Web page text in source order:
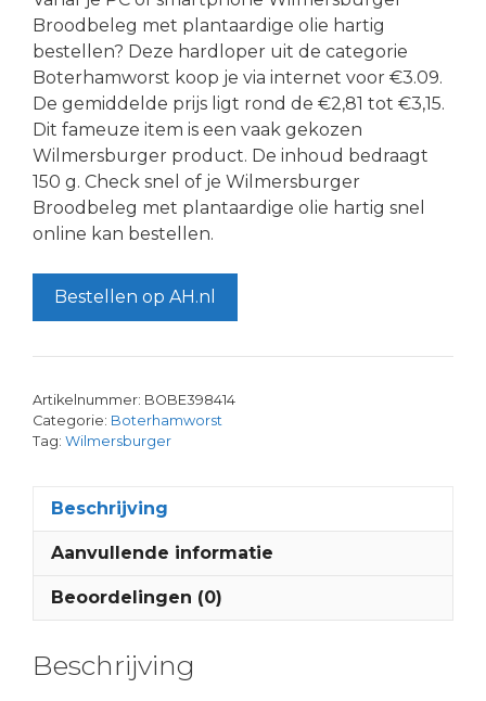
Broodbeleg met plantaardige olie hartig
bestellen? Deze hardloper uit de categorie
Boterhamworst koop je via internet voor €3.09.
De gemiddelde prijs ligt rond de €2,81 tot €3,15.
Dit fameuze item is een vaak gekozen
Wilmersburger product. De inhoud bedraagt
150 g. Check snel of je Wilmersburger
Broodbeleg met plantaardige olie hartig snel
online kan bestellen.
Bestellen op AH.nl
Artikelnummer: BOBE398414
Categorie: Boterhamworst
Tag: Wilmersburger
Beschrijving
Aanvullende informatie
Beoordelingen (0)
Beschrijving